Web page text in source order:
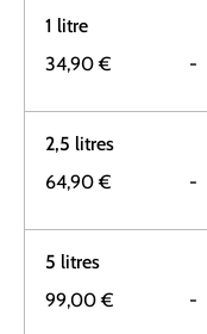
1 litre
34,90 €
-
2,5 litres
64,90 €
-
5 litres
99,00 €
-